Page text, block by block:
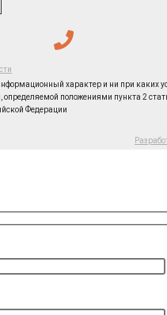
характер и ни при каких
определяемой положениями пункта 2
Федерации